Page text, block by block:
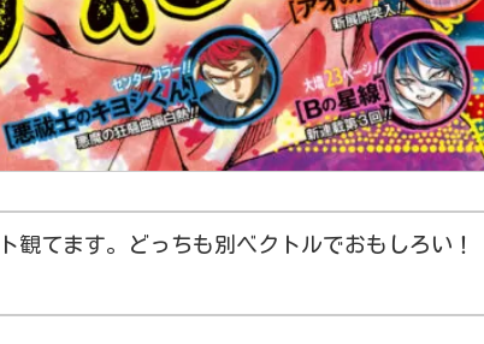
観てます。どっちも別ベクトルでおもしろい！